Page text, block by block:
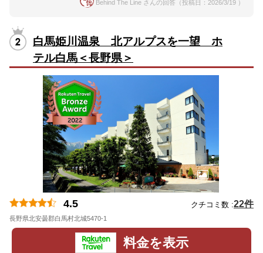
Behind The Line さんの回答（投稿日：2026/3/19 ）
白馬姫川温泉 北アルプスを一望 ホ
テル白馬＜長野県＞
4.5 クチコミ数 :22件
長野県北安曇郡白馬村北城5470-1
料金を表示